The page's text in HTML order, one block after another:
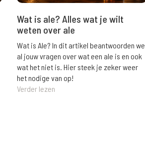
Wat is ale? Alles wat je wilt
weten over ale
Wat is Ale? In dit artikel beantwoorden we
al jouw vragen over wat een ale is en ook
wat het niet is. Hier steek je zeker weer
het nodige van op!
Verder lezen